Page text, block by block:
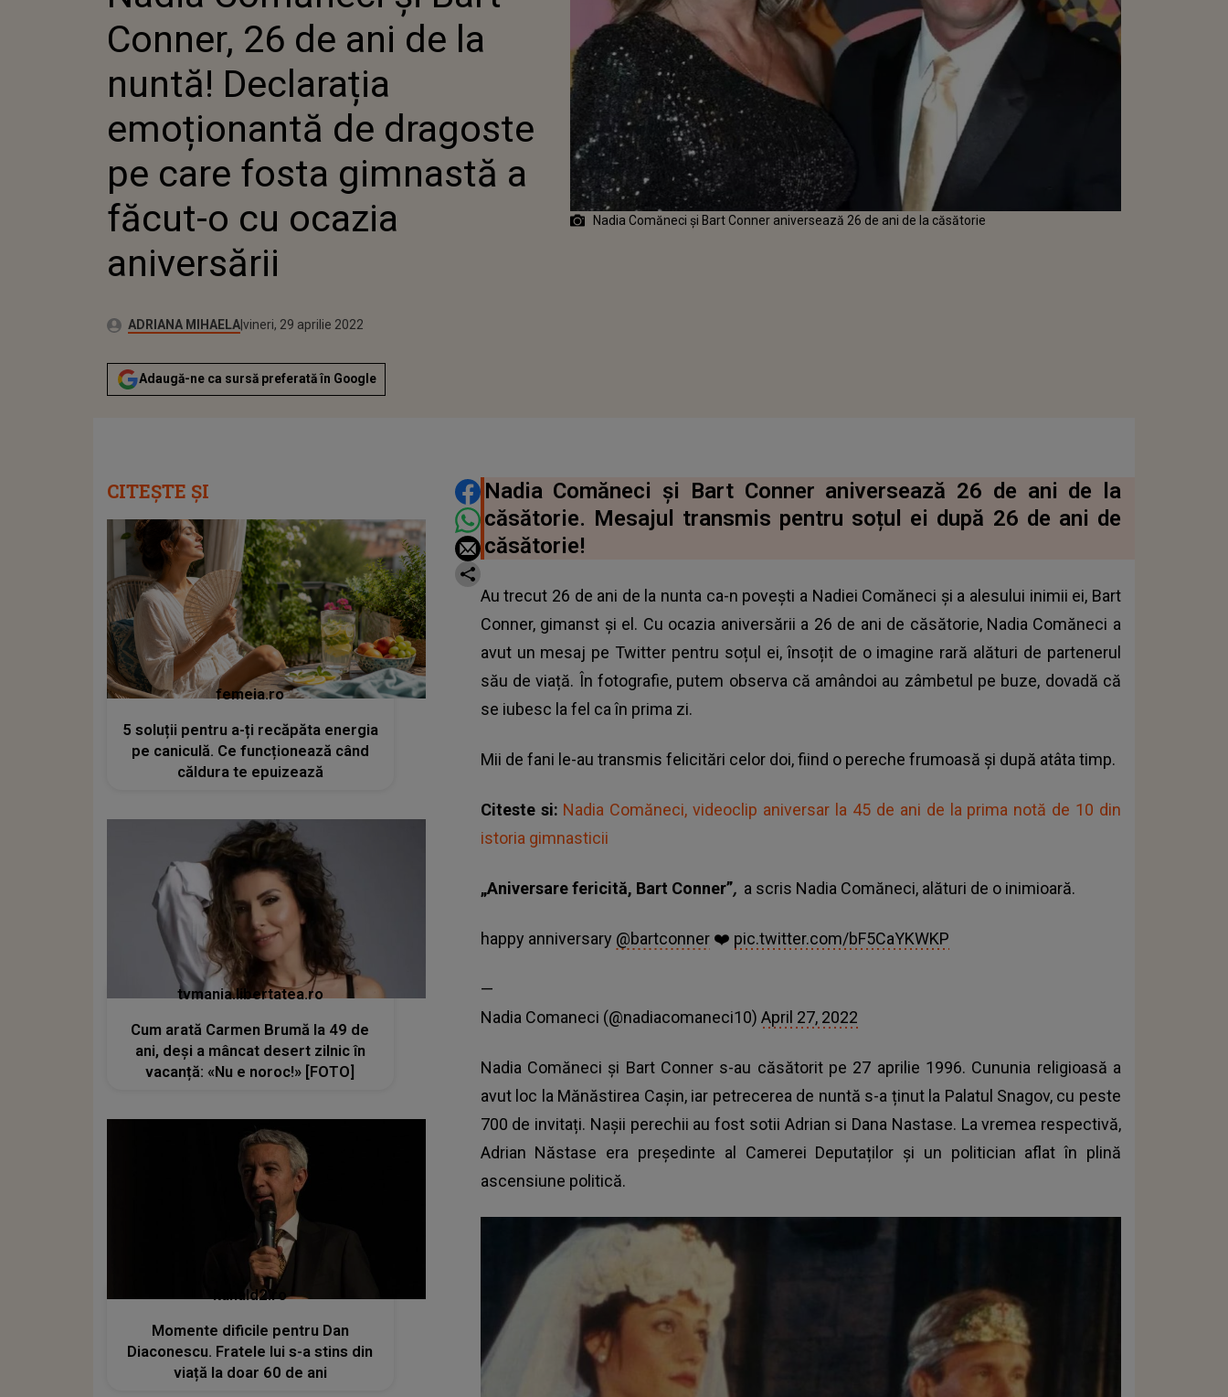
EMOȚIONANTĂ DE DRAGOSTE PE
CARE FOSTA GIMNASTĂ A FĂCUT-
O CU OCAZIA ANIVERSĂRII
Conner, 26 de ani de la
nuntă! Declarația
emoționantă de dragoste
pe care fosta gimnastă a
făcut-o cu ocazia
aniversării
Autor:ADRIANA MIHAELAPublicat:
vineri, 29 aprilie 2022
Adaugă-ne ca sursă preferată în Google
Nadia Comăneci și Bart Conner aniversează 26 de ani de la căsătorie
DISTRIBUIE ARTICOLUL
Nadia Comăneci și Bart Conner aniversează 26 de ani de la
căsătorie. Mesajul transmis pentru soțul ei după 26 de ani de
căsătorie!
Au trecut 26 de ani de la nunta ca-n povești a Nadiei Comăneci și a alesului inimii ei, Bart
Conner, gimanst și el. Cu ocazia aniversării a 26 de ani de căsătorie, Nadia Comăneci a
avut un mesaj pe Twitter pentru soțul ei, însoțit de o imagine rară alături de partenerul
său de viață. În fotografie, putem observa că amândoi au zâmbetul pe buze, dovadă că
se iubesc la fel ca în prima zi.
Mii de fani le-au transmis felicitări celor doi, fiind o pereche frumoasă și după atâta timp.
Citeste si: Nadia Comăneci, videoclip aniversar la 45 de ani de la prima notă de 10 din
istoria gimnasticii
„Aniversare fericită, Bart Conner”, a scris Nadia Comăneci, alături de o inimioară.
happy anniversary @bartconner❤️ pic.twitter.com/bF5CaYKWKP
—
Nadia Comaneci (@nadiacomaneci10) April 27, 2022
Nadia Comăneci și Bart Conner s-au căsătorit pe 27 aprilie 1996. Cununia religioasă a
avut loc la Mănăstirea Cașin, iar petrecerea de nuntă s-a ținut la Palatul Snagov, cu peste
700 de invitați. Nașii perechii au fost sotii Adrian si Dana Nastase. La vremea respectivă,
Adrian Năstase era președinte al Camerei Deputaților și un politician aflat în plină
ascensiune politică.
CITEȘTE ȘI
femeia.ro
5 soluții pentru a-ți recăpăta energia
pe caniculă. Ce funcționează când
căldura te epuizează
tvmania.libertatea.ro
Cum arată Carmen Brumă la 49 de
ani, deși a mâncat desert zilnic în
vacanță: «Nu e noroc!» [FOTO]
kanald2.ro
Momente dificile pentru Dan
Diaconescu. Fratele lui s-a stins din
viață la doar 60 de ani